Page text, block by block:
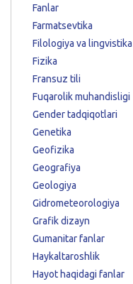
Fanlar
Farmatsevtika
Filologiya va lingvistika
Fizika
Fransuz tili
Fuqarolik muhandisligi
Gender tadqiqotlari
Genetika
Geofizika
Geografiya
Geologiya
Gidrometeorologiya
Grafik dizayn
Gumanitar fanlar
Haykaltaroshlik
Hayot haqidagi fanlar